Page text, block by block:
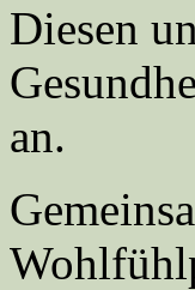
Diesen
an.